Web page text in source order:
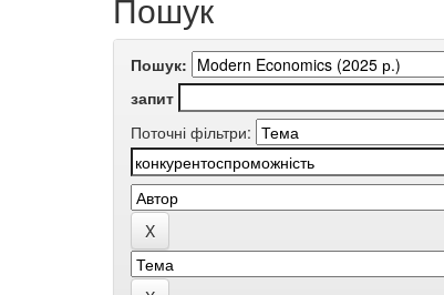
Пошук:
запит
Поточні фільтри: